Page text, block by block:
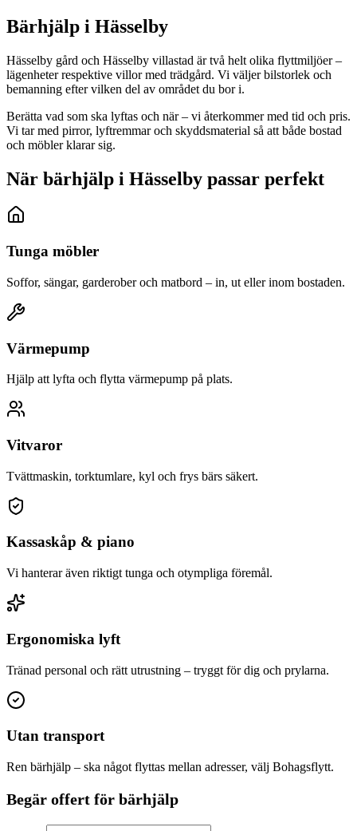
Bärhjälp i Hässelby
Hässelby gård och Hässelby villastad är två helt olika flyttmiljöer –
lägenheter respektive villor med trädgård. Vi väljer bilstorlek och
bemanning efter vilken del av området du bor i.
Berätta vad som ska lyftas och när – vi återkommer med tid och pris.
Vi tar med pirror, lyftremmar och skyddsmaterial så att både bostad
och möbler klarar sig.
När bärhjälp i Hässelby passar perfekt
Tunga möbler
Soffor, sängar, garderober och matbord – in, ut eller inom bostaden.
Värmepump
Hjälp att lyfta och flytta värmepump på plats.
Vitvaror
Tvättmaskin, torktumlare, kyl och frys bärs säkert.
Kassaskåp & piano
Vi hanterar även riktigt tunga och otympliga föremål.
Ergonomiska lyft
Tränad personal och rätt utrustning – tryggt för dig och prylarna.
Utan transport
Ren bärhjälp – ska något flyttas mellan adresser, välj Bohagsflytt.
Begär offert för bärhjälp